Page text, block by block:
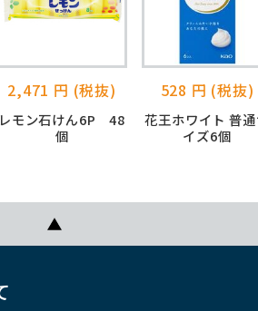
2,471 円 (税抜)
レモン石けん6P 48
個
528 円 (税抜)
花王ホワイト 普
イズ6個